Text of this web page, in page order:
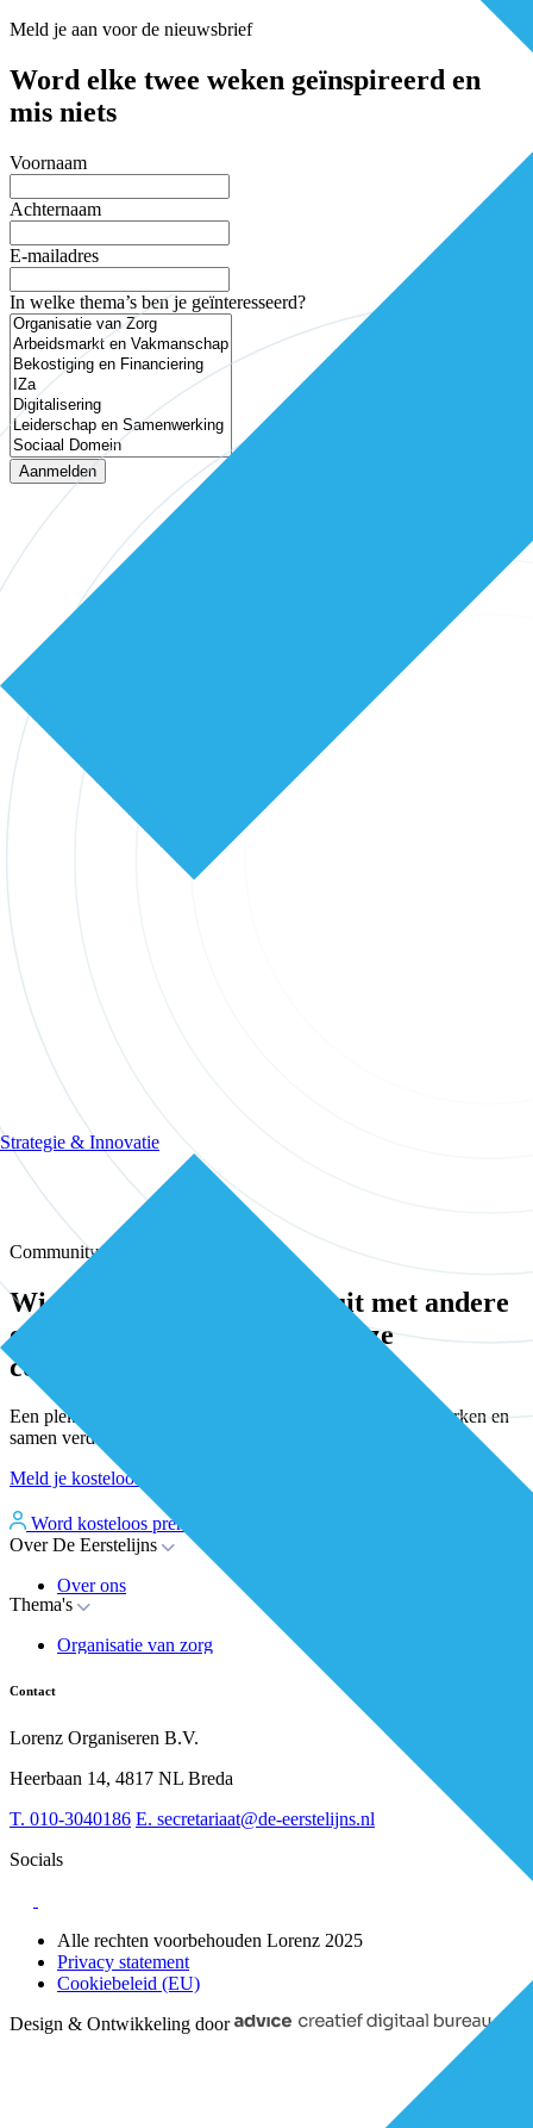
Strategie & Innovatie
Meld je aan voor de nieuwsbrief
Word elke twee weken geïnspireerd en
mis niets
Voornaam
Achternaam
E-mailadres
In welke thema’s ben je geïnteresseerd?
Aanmelden
Community
Wissel kennis en ervaring uit met andere
eerstelijns professionals in onze
community
Een plek waar eerstelijnsprofessionals elkaar vinden, versterken en
samen verder bouwen aan betere zorg.
Meld je kosteloos aan
Word kosteloos premium member
Over De Eerstelijns
Over ons
Nieuws
Whitepapers
Over BiancAI
Thema's
Organisatie van zorg
Digitalisering
Leiderschap & samenwerking
Sociaal domein
Contact
Lorenz Organiseren B.V.
Heerbaan 14, 4817 NL Breda
T. 010-3040186 E. secretariaat@de-eerstelijns.nl
Socials
Alle rechten voorbehouden Lorenz 2025
Privacy statement
Cookiebeleid (EU)
Design & Ontwikkeling door